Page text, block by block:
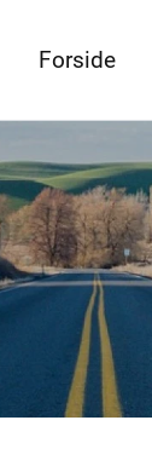
Forside